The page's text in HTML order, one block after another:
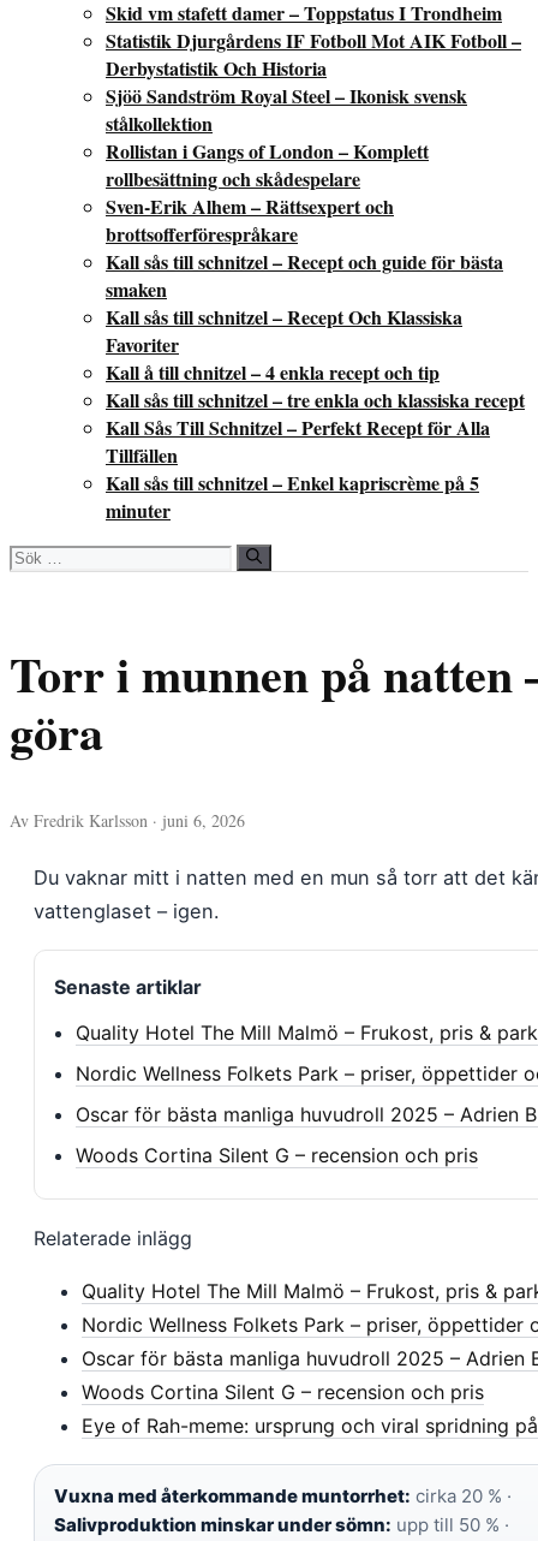
Skid vm stafett damer – Toppstatus I Trondheim
Statistik Djurgårdens IF Fotboll Mot AIK Fotboll –
Derbystatistik Och Historia
Sjöö Sandström Royal Steel – Ikonisk svensk
stålkollektion
Rollistan i Gangs of London – Komplett
rollbesättning och skådespelare
Sven-Erik Alhem – Rättsexpert och
brottsofferförespråkare
Kall sås till schnitzel – Recept och guide för bästa
smaken
Kall sås till schnitzel – Recept Och Klassiska
Favoriter
Kall å till chnitzel – 4 enkla recept och tip
Kall sås till schnitzel – tre enkla och klassiska recept
Kall Sås Till Schnitzel – Perfekt Recept för Alla
Tillfällen
Kall sås till schnitzel – Enkel kapriscrème på 5
minuter
Sök
efter:
Torr i munnen på natten
göra
Av Fredrik Karlsson · juni 6, 2026
Du vaknar mitt i natten med en mun så torr att det
vattenglaset – igen.
Senaste artiklar
Quality Hotel The Mill Malmö – Frukost, pris &
Nordic Wellness Folkets Park – priser, öppettider
Oscar för bästa manliga huvudroll 2025 – Adrien
Woods Cortina Silent G – recension och pris
Relaterade inlägg
Quality Hotel The Mill Malmö – Frukost, pris &
Nordic Wellness Folkets Park – priser, öppettider
Oscar för bästa manliga huvudroll 2025 – Adrien
Woods Cortina Silent G – recension och pris
Eye of Rah-meme: ursprung och viral spridning
Vuxna med återkommande muntorrhet: cirka 20 % ·
Salivproduktion minskar under sömn: upp till 50 % ·